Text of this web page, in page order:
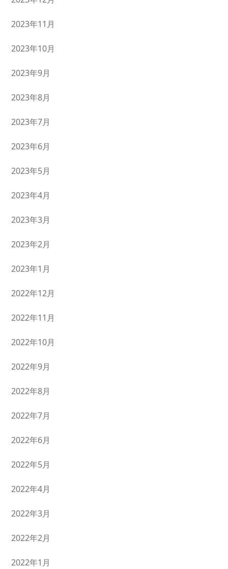
2023年11月
2023年10月
2023年9月
2023年8月
2023年7月
2023年6月
2023年5月
2023年4月
2023年3月
2023年2月
2023年1月
2022年12月
2022年11月
2022年10月
2022年9月
2022年8月
2022年7月
2022年6月
2022年5月
2022年4月
2022年3月
2022年2月
2022年1月